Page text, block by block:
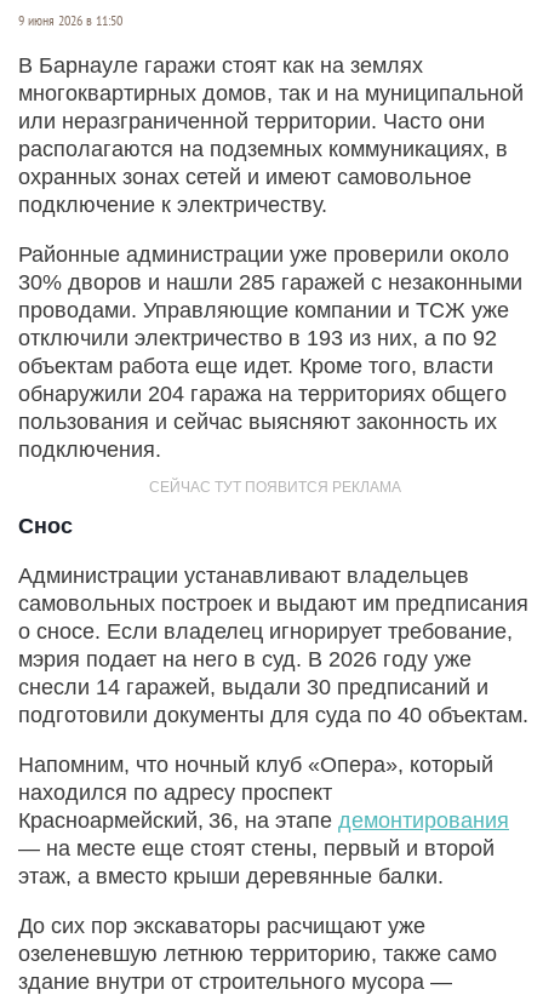
9 июня 2026 в 11:50
В Барнауле гаражи стоят как на землях
многоквартирных домов, так и на муниципальной
или неразграниченной территории. Часто они
располагаются на подземных коммуникациях, в
охранных зонах сетей и имеют самовольное
подключение к электричеству.
Районные администрации уже проверили около
30% дворов и нашли 285 гаражей с незаконными
проводами. Управляющие компании и ТСЖ уже
отключили электричество в 193 из них, а по 92
объектам работа еще идет. Кроме того, власти
обнаружили 204 гаража на территориях общего
пользования и сейчас выясняют законность их
подключения.
Снос
Администрации устанавливают владельцев
самовольных построек и выдают им предписания
о сносе. Если владелец игнорирует требование,
мэрия подает на него в суд. В 2026 году уже
снесли 14 гаражей, выдали 30 предписаний и
подготовили документы для суда по 40 объектам.
Напомним, что ночный клуб «Опера», который
находился по адресу проспект
Красноармейский, 36, на этапе демонтирования
— на месте еще стоят стены, первый и второй
этаж, а вместо крыши деревянные балки.
До сих пор экскаваторы расчищают уже
озеленевшую летнюю территорию, также само
здание внутри от строительного мусора —